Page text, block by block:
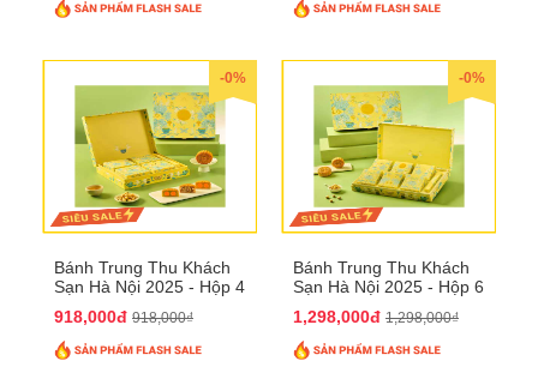
-0%
Bánh Trung Thu Khách
Sạn Hà Nội 2025 - Hộp 4
918,000đ 918,000₫
-0%
Bánh Trung Thu Khách
Sạn Hà Nội 2025 - Hộp 6
1,298,000đ 1,298,000₫